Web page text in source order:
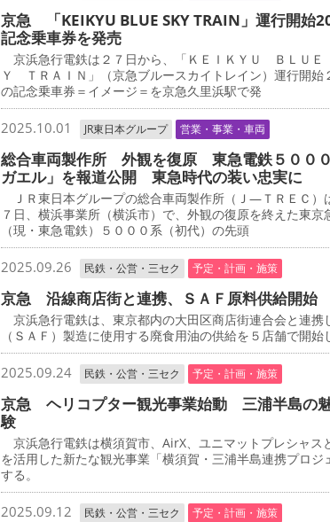
京急 「KEIKYU BLUE SKY TRAIN」運行開始
記念乗車券を発売
京浜急行電鉄は２７日から、「ＫＥＩＫＹＵ ＢＬＵ
Ｙ ＴＲＡＩＮ」（京急ブルースカイトレイン）運行開始
の記念乗車券＝イメージ＝を京急久里浜駅で発
2025.10.01 JR東日本グループ 営業・事業・車両
総合車両製作所 外観を復原 東急電鉄５００
ガエル」を報道公開 東急時代の装い忠実に
ＪＲ東日本グループの総合車両製作所（Ｊ―ＴＲＥＣ）
７日、横浜事業所（横浜市）で、外観の復原を終えた東京
（現・東急電鉄）５０００系（初代）の先頭
2025.09.26 民鉄・公営・三セク 予定・計画・施策
京急 沿線商店街と連携、ＳＡＦ原料供給開始
京浜急行電鉄は、東京都内の大田区商店街連合会と連携
（ＳＡＦ）製造に使用する廃食用油の供給を５店舗で開始
2025.09.24 民鉄・公営・三セク 予定・計画・施策
京急 ヘリコプター観光事業始動 三浦半島の
験
京浜急行電鉄は横須賀市、AirX、ユニマットプレシャス
を活用した新たな観光事業「横須賀・三浦半島連携プロ
する。
2025.09.12 民鉄・公営・三セク 予定・計画・施策